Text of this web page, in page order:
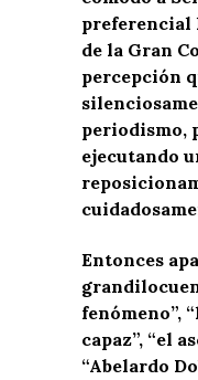
preferencial
de la Gran
percepción
periodismo,
ejecutando
Entonces
fenómeno”,
capaz”, “el
“Abelardo